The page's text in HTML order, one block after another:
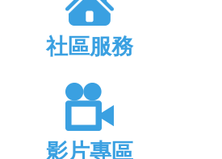
社區服務
影片專區